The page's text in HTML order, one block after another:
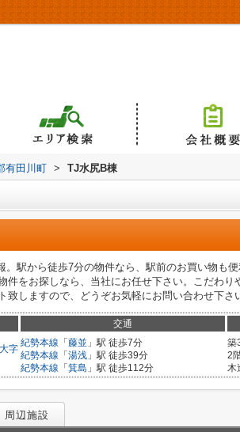
有田川町 > TJ水尻B棟
。駅から徒歩7分の物件なら、駅前のお買い物も
件をお探しなら、当社にお任せ下さい。こだわ
致しますので、どうぞお気軽にお問い合わせ下さ
交通
大字
紀勢本線 「 藤並 」駅 徒歩7分
紀勢本線 「 湯浅 」駅 徒歩39分
紀勢本線 「 箕島 」駅 徒歩112分
築
2
木
周辺施設